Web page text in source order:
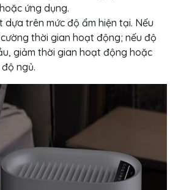
ứng dụng.
dựa trên mức độ ẩm hiện tại. Nếu
thời gian hoạt động; nếu độ
giảm thời gian hoạt động hoặc
ngủ.